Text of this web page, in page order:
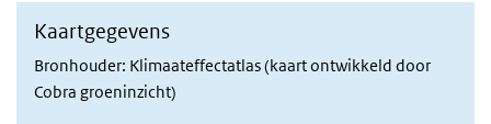
Kaartgegevens
Bronhouder: Klimaateffectatlas (kaart ontwikkeld door
Cobra groeninzicht)